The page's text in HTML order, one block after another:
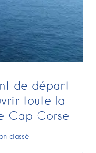
de départ
toute la
Cap Corse
classé